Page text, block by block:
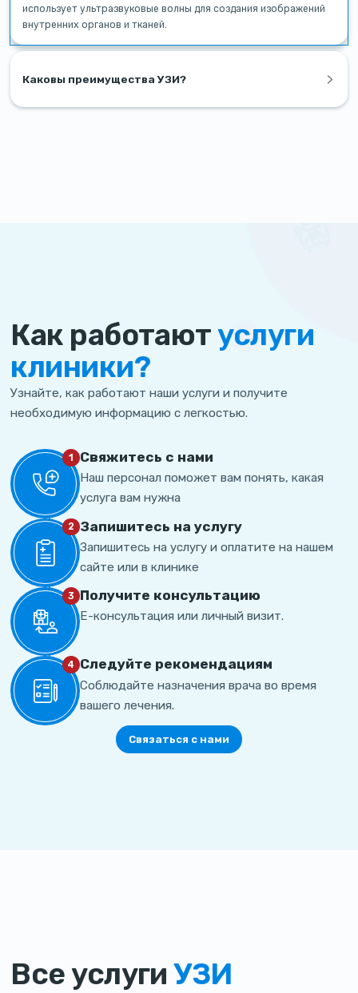
использует ультразвуковые волны для создания изображений
внутренних органов и тканей.
Каковы преимущества УЗИ?
Как работают услуги
клиники?
Узнайте, как работают наши услуги и получите
необходимую информацию с легкостью.
1 Свяжитесь с нами
Наш персонал поможет вам понять, какая
услуга вам нужна
2 Запишитесь на услугу
Запишитесь на услугу и оплатите на нашем
сайте или в клинике
3 Получите консультацию
Е-консультация или личный визит.
4 Cледуйте рекомендациям
Соблюдайте назначения врача во время
вашего лечения.
Связаться с нами
Все услуги УЗИ